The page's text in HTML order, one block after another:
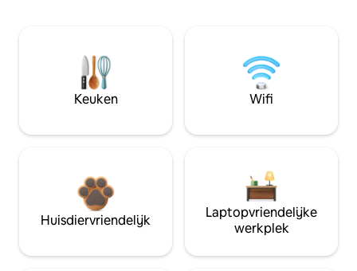
Keuken Wifi
Huisdiervriendelijk
Laptopvriendelijke
werkplek